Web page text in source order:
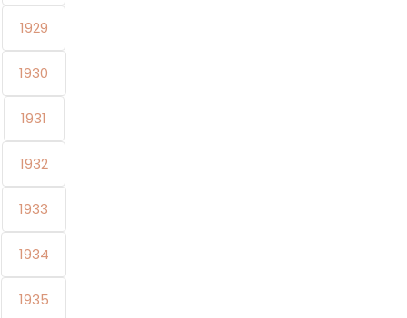
1929
1930
1931
1932
1933
1934
1935